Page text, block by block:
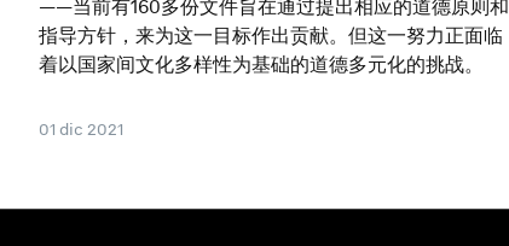
——当前有160多份文件旨在通过提出相应的道德原则和
指导方针，来为这一目标作出贡献。但这一努力正面临
着以国家间文化多样性为基础的道德多元化的挑战。
01 dic 2021